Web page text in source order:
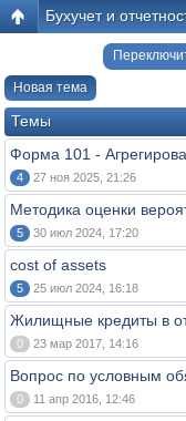
Бухучет и
Новая тема
Темы
Форма 101 -
4 27 ноя 2025, 21:26
Методика оценки
5 30 июл 2024, 17:20
cost of assets
5 25 июл 2024, 16:18
Жилищные кредиты в
0 23 мар 2017, 14:16
Вопрос по условным
0 11 апр 2016, 12:46